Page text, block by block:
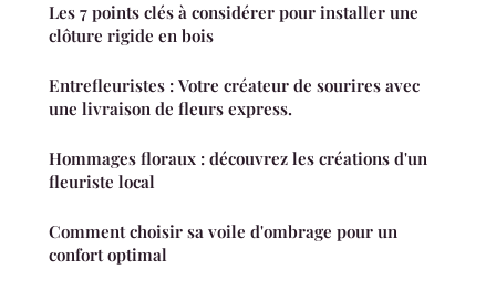
Les 7 points clés à considérer pour installer une
clôture rigide en bois
Entrefleuristes : Votre créateur de sourires avec
une livraison de fleurs express.
Hommages floraux : découvrez les créations d'un
fleuriste local
Comment choisir sa voile d'ombrage pour un
confort optimal